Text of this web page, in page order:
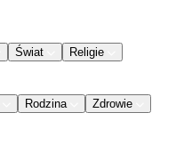
Świat
Religie
Rodzina
Zdrowie